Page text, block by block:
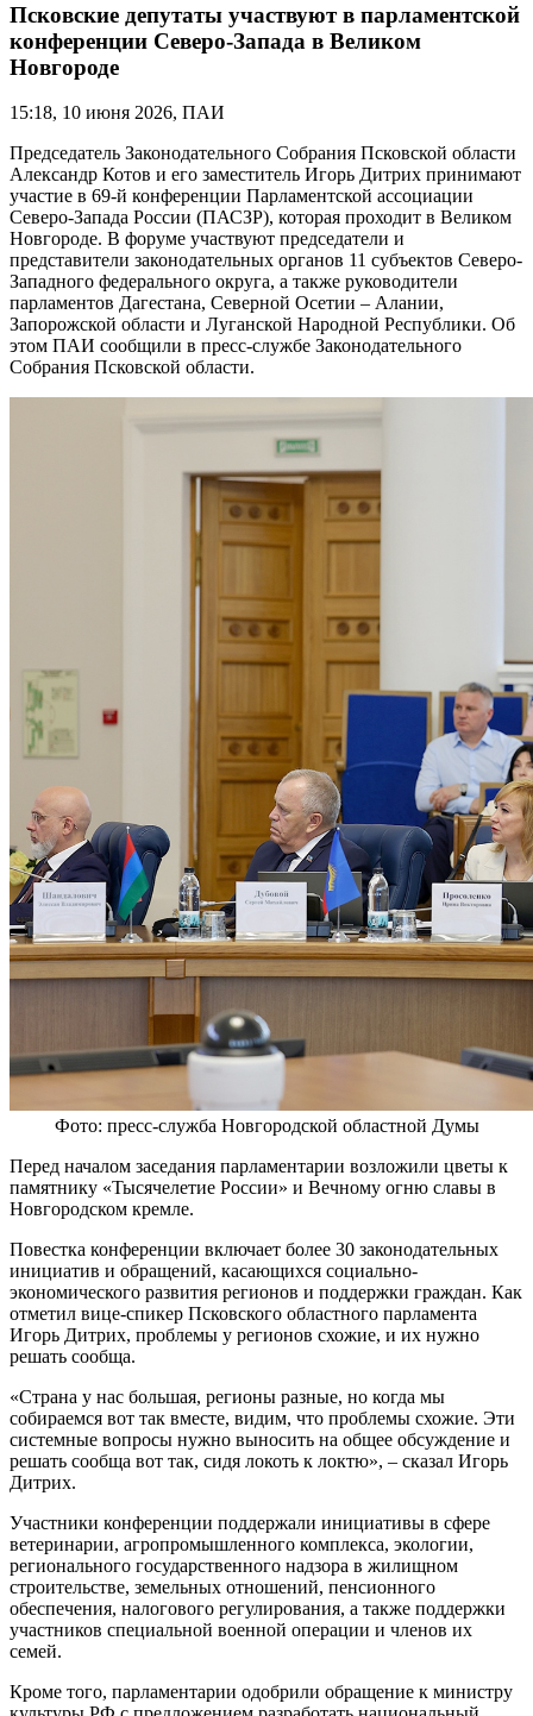
Псковские депутаты участвуют в парламентской
конференции Северо-Запада в Великом
Новгороде
15:18, 10 июня 2026, ПАИ
Председатель Законодательного Собрания Псковской области
Александр Котов и его заместитель Игорь Дитрих принимают
участие в 69-й конференции Парламентской ассоциации
Северо-Запада России (ПАСЗР), которая проходит в Великом
Новгороде. В форуме участвуют председатели и
представители законодательных органов 11 субъектов Северо-
Западного федерального округа, а также руководители
парламентов Дагестана, Северной Осетии – Алании,
Запорожской области и Луганской Народной Республики. Об
этом ПАИ сообщили в пресс-службе Законодательного
Собрания Псковской области.
Фото: пресс-служба Новгородской областной Думы
Перед началом заседания парламентарии возложили цветы к
памятнику «Тысячелетие России» и Вечному огню славы в
Новгородском кремле.
Повестка конференции включает более 30 законодательных
инициатив и обращений, касающихся социально-
экономического развития регионов и поддержки граждан. Как
отметил вице-спикер Псковского областного парламента
Игорь Дитрих, проблемы у регионов схожие, и их нужно
решать сообща.
«Страна у нас большая, регионы разные, но когда мы
собираемся вот так вместе, видим, что проблемы схожие. Эти
системные вопросы нужно выносить на общее обсуждение и
решать сообща вот так, сидя локоть к локтю», – сказал Игорь
Дитрих.
Участники конференции поддержали инициативы в сфере
ветеринарии, агропромышленного комплекса, экологии,
регионального государственного надзора в жилищном
строительстве, земельных отношений, пенсионного
обеспечения, налогового регулирования, а также поддержки
участников специальной военной операции и членов их
семей.
Кроме того, парламентарии одобрили обращение к министру